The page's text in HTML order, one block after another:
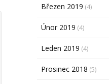
Březen 2019 (4)
Únor 2019 (4)
Leden 2019 (4)
Prosinec 2018 (5)